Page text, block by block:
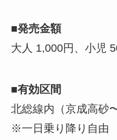
■発売金額
大人 1,000円、小児
■有効区間
北総線内（京成高砂
※一日乗り降り自由